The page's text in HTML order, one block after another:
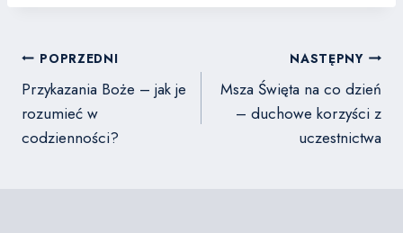
Nawigacja
wpisu
POPRZEDNI
Przykazania Boże – jak je
rozumieć w
codzienności?
NASTĘPNY
Msza Święta na co dzień
– duchowe korzyści z
uczestnictwa